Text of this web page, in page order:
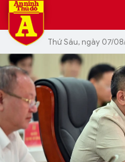
Thứ Sáu, ngày 07/